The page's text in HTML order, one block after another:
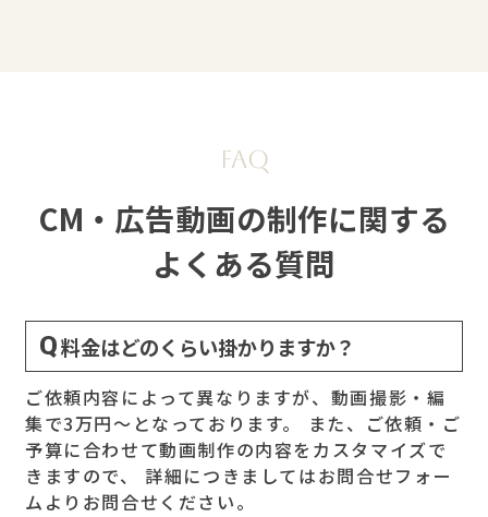
CM・広告動画の制作に関する
よくある質問
料金はどのくらい掛かりますか？
ご依頼内容によって異なりますが、動画撮影・編
集で3万円～となっております。 また、ご依頼・ご
予算に合わせて動画制作の内容をカスタマイズで
きますので、 詳細につきましてはお問合せフォー
ムよりお問合せください。